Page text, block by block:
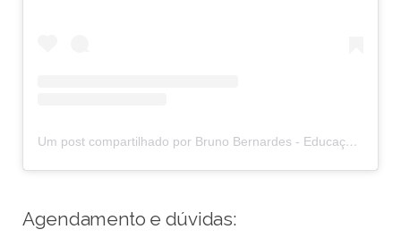
Um post compartilhado por Bruno Bernardes - Educação do movimento (@rolfingcombruno)
Agendamento e dúvidas: